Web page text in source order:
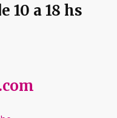
10 a 18 hs